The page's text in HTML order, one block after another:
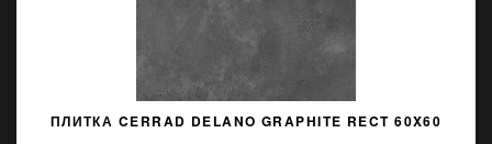
ПЛИТКА CERRAD DELANO GRAPHITE RECT 60X60